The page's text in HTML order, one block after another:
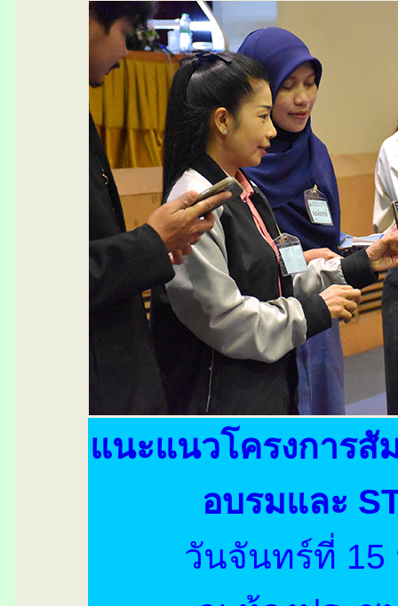
แนะแนวโครงการ
อบรมและ
วันจันทร์ที่ 15